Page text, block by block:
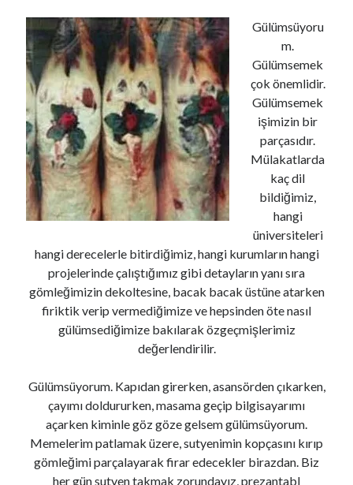
Gülümsüyoru
m.
Gülümsemek
çok önemlidir.
Gülümsemek
işimizin bir
parçasıdır.
Mülakatlarda
kaç dil
bildiğimiz,
hangi
üniversiteleri
hangi derecelerle bitirdiğimiz, hangi kurumların hangi
projelerinde çalıştığımız gibi detayların yanı sıra
gömleğimizin dekoltesine, bacak bacak üstüne atarken
firiktik verip vermediğimize ve hepsinden öte nasıl
gülümsediğimize bakılarak özgeçmişlerimiz
değerlendirilir.
Gülümsüyorum. Kapıdan girerken, asansörden çıkarken,
çayımı doldururken, masama geçip bilgisayarımı
açarken kiminle göz göze gelsem gülümsüyorum.
Memelerim patlamak üzere, sutyenimin kopçasını kırıp
gömleğimi parçalayarak firar edecekler birazdan. Biz
her gün sutyen takmak zorundayız, prezantabl